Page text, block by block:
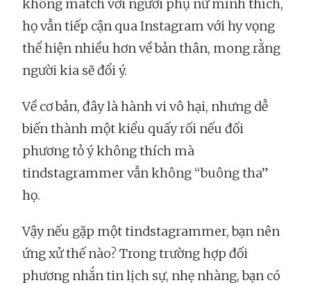
không match với người phụ nữ mình thích,
họ vẫn tiếp cận qua Instagram với hy vọng
thể hiện nhiều hơn về bản thân, mong rằng
người kia sẽ đổi ý.
Về cơ bản, đây là hành vi vô hại, nhưng dễ
biến thành một kiểu quấy rối nếu đối
phương tỏ ý không thích mà
tindstagrammer vẫn không “buông tha”
họ.
Vậy nếu gặp một tindstagrammer, bạn nên
ứng xử thế nào? Trong trường hợp đối
phương nhắn tin lịch sự, nhẹ nhàng, bạn có